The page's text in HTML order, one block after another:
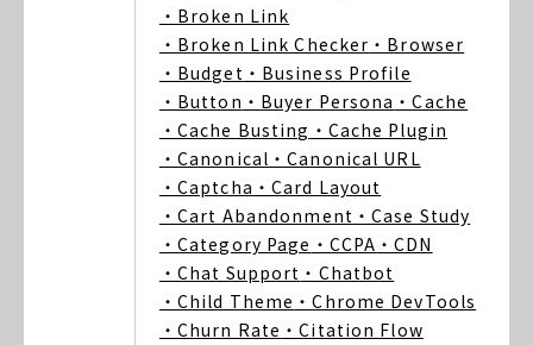
・Broken Link
・Broken Link Checker ・Browser
・Budget ・Business Profile
・Button ・Buyer Persona ・Cache
・Cache Busting ・Cache Plugin
・Canonical ・Canonical URL
・Captcha ・Card Layout
・Cart Abandonment ・Case Study
・Category Page ・CCPA ・CDN
・Chat Support ・Chatbot
・Child Theme ・Chrome DevTools
・Churn Rate ・Citation Flow